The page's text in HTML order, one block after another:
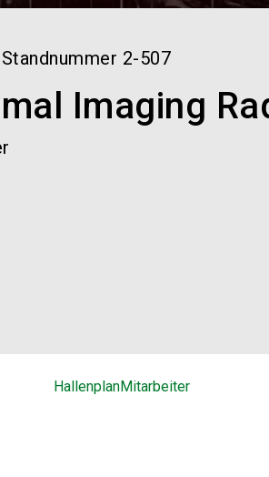
Standnummer 2-507
Imaging
HallenplanMitarbeiter